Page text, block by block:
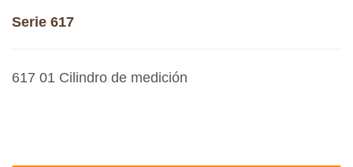
Serie 617
617 01 Cilindro de medición